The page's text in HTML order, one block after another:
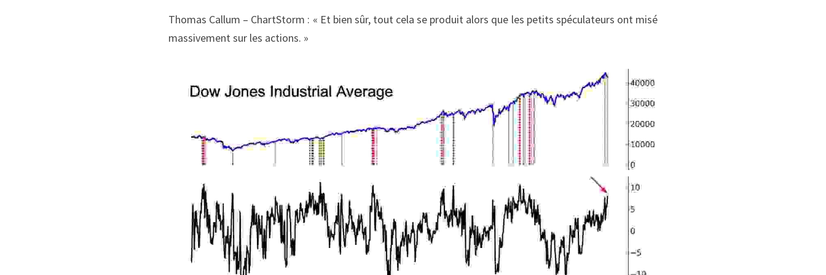
Thomas Callum – ChartStorm : « Et bien sûr, tout cela se produit alors que les petits spéculateurs ont misé
massivement sur les actions. »